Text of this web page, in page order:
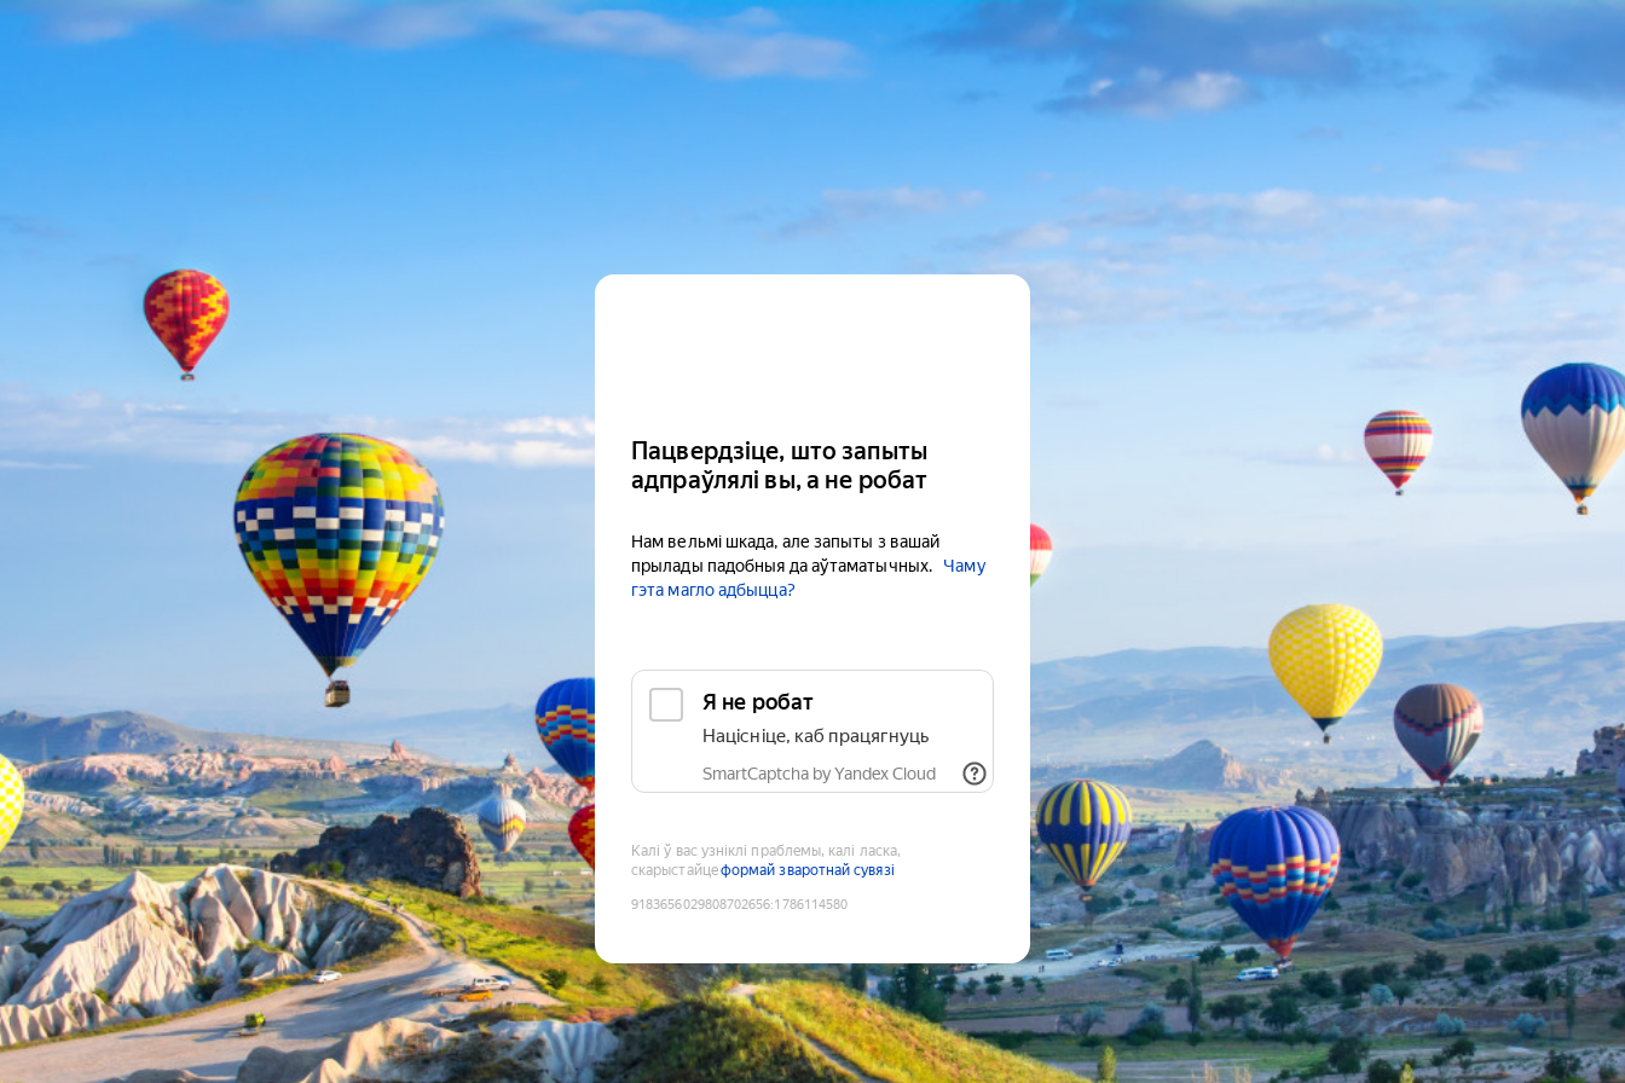
Пацвердзіце, што запыты
адпраўлялі вы, а не робат
Нам вельмі шкада, але запыты з вашай
прылады падобныя да аўтаматычных.
Чаму
гэта магло адбыцца?
Я не робат
Націсніце, каб працягнуць
SmartCaptcha by Yandex Cloud
Калі ў вас узніклі праблемы, калі ласка,
скарыстайцеформай зваротнай сувязі
9183656029808702656:1786114580